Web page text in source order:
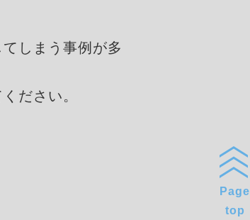
しまう事例が多
ださい。
Page
top